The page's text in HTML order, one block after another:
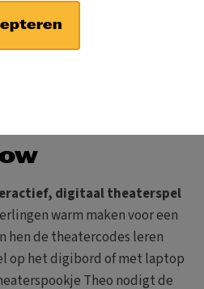
digitaal theaterspel
warm maken voor een
hen de theatercodes leren
op het digibord of met laptop
Theo nodigt de